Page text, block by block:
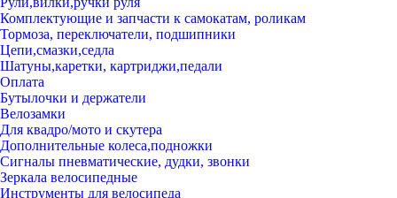
Комплектующие и запчасти к самокатам, роликам
Тормоза, переключатели, подшипники
Цепи,смазки,седла
Шатуны,каретки, картриджи,педали
Оплата
Бутылочки и держатели
Велозамки
Для квадро/мото и скутера
Дополнительные колеса,подножки
Сигналы пневматические, дудки, звонки
Зеркала велосипедные
Инструменты для велосипеда